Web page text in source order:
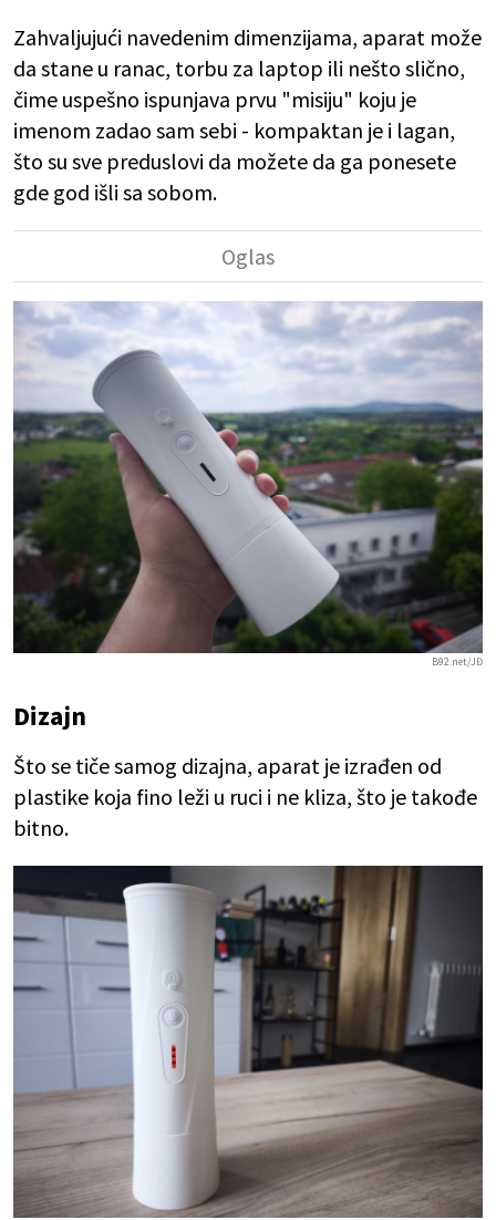
Zahvaljujući navedenim dimenzijama, aparat može
da stane u ranac, torbu za laptop ili nešto slično,
čime uspešno ispunjava prvu "misiju" koju je
imenom zadao sam sebi - kompaktan je i lagan,
što su sve preduslovi da možete da ga ponesete
gde god išli sa sobom.
B92.net/JĐ
Dizajn
Što se tiče samog dizajna, aparat je izrađen od
plastike koja fino leži u ruci i ne kliza, što je takođe
bitno.